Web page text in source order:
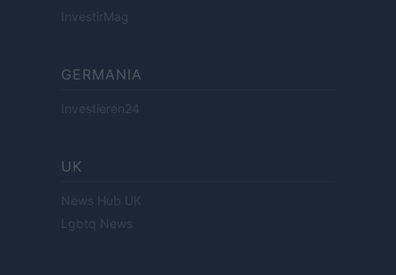
InvestirMag
GERMANIA
Investieren24
UK
News Hub UK
Lgbtq News